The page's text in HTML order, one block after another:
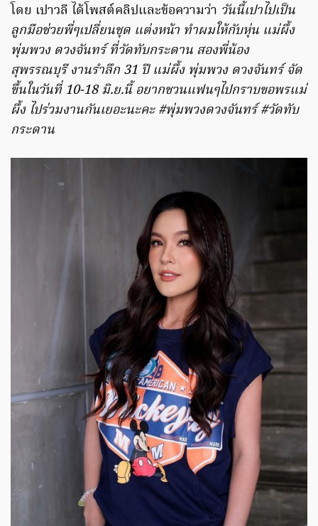
โดย เปาวลี ได้โพสต์คลิปและข้อความว่า วันนี้เปาไปเป็น
ลูกมือช่วยพี่ๆเปลี่ยนชุด แต่งหน้า ทำผมให้กับหุ่น แม่ผึ้ง
พุ่มพวง ดวงจันทร์ ที่วัดทับกระดาน สองพี่น้อง
สุพรรณบุรี งานรำลึก 31 ปี แม่ผึ้ง พุ่มพวง ดวงจันทร์ จัด
ขึ้นในวันที่ 10-18 มิ.ย.นี้ อยากชวนแฟนๆไปกราบขอพรแม่
ผึ้ง ไปร่วมงานกันเยอะนะคะ#พุ่มพวงดวงจันทร์ #วัดทับ
กระดาน